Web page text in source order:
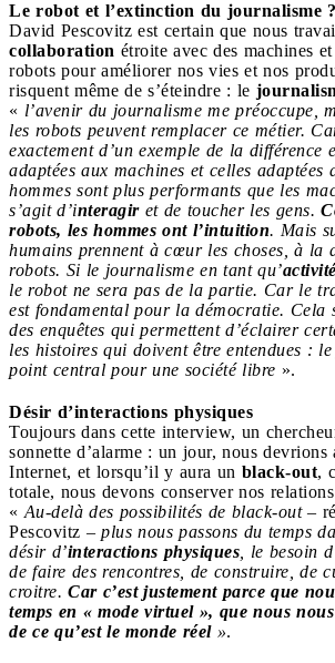
Le robot et l’extinction du journalisme ?
David Pescovitz est certain que nous
collaboration étroite avec des machines
robots pour améliorer nos vies et nos
risquent même de s’éteindre : le
« l’avenir du journalisme me préoccupe,
les robots peuvent remplacer ce métier.
exactement d’un exemple de la différence
adaptées aux machines et celles adaptées
hommes sont plus performants que les
s’agit d’interagiret de toucher les gens.
robots, les hommes ont l’intuition. Mais
humains prennent à cœur les choses, à la
robots. Si le journalisme en tant qu’
le robot ne sera pas de la partie. Car le
est fondamental pour la démocratie. Cela
des enquêtes qui permettent d’éclairer
les histoires qui doivent être entendues :
point central pour une société libre ».
Désir d’interactions physiques
Toujours dans cette interview, un
sonnette d’alarme : un jour, nous
Internet, et lorsqu’il y aura un black-out,
totale, nous devons conserver nos
« Au-delà des possibilités de black-out–
Pescovitz – plus nous passons du temps
désir d’interactions physiques , le besoin
de faire des rencontres, de construire, de
croitre. Car c’est justement parce que
temps en « mode virtuel », que nous
de ce qu’est le monde réel ».